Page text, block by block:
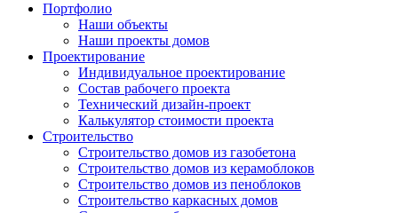
Портфолио
Наши объекты
Наши проекты домов
Проектирование
Индивидуальное проектирование
Состав рабочего проекта
Технический дизайн-проект
Калькулятор стоимости проекта
Строительство
Строительство домов из газобетона
Строительство домов из керамоблоков
Строительство домов из пеноблоков
Строительство каркасных домов